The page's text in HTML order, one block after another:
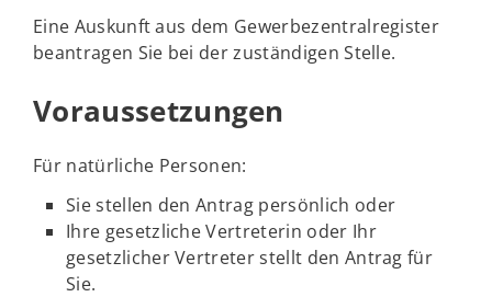
Eine Auskunft aus dem Gewerbezentralregister
beantragen Sie bei der zuständigen Stelle.
Voraussetzungen
Für natürliche Personen:
Sie stellen den Antrag persönlich oder
Ihre gesetzliche Vertreterin oder Ihr
gesetzlicher Vertreter stellt den Antrag für
Sie.